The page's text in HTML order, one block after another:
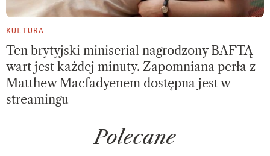
KULTURA
Ten brytyjski miniserial nagrodzony BAFTĄ
wart jest każdej minuty. Zapomniana perła z
Matthew Macfadyenem dostępna jest w
streamingu
Polecane